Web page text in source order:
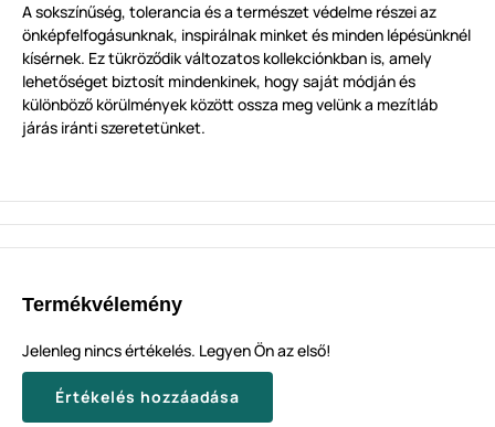
A sokszínűség, tolerancia és a természet védelme részei az
önképfelfogásunknak, inspirálnak minket és minden lépésünknél
kísérnek. Ez tükröződik változatos kollekciónkban is, amely
lehetőséget biztosít mindenkinek, hogy saját módján és
különböző körülmények között ossza meg velünk a mezítláb
járás iránti szeretetünket.
Termékvélemény
Jelenleg nincs értékelés. Legyen Ön az első!
Értékelés hozzáadása